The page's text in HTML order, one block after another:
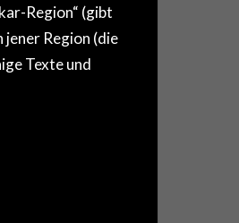
Region“ (gibt
jener Region (die
Texte und